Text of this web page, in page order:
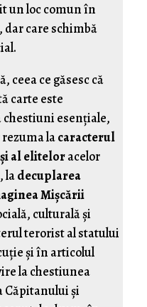
un loc comun în
care schimbă
ceea ce găsesc că
carte este
chestiuni esenţiale,
lacaracterul
al eliteloracelor
ladecuplarea
Mişcării
culturală şi
terorist al statului
şi în articolul
la chestiunea
şi